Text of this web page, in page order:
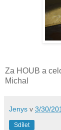
Za HOUB a
Michal
Jenys v 3/30/
Sdílet